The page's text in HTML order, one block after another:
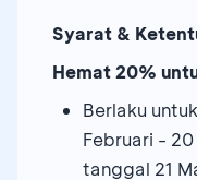
Syarat &
Hemat 20%
Berlaku
Februari -
tanggal 21